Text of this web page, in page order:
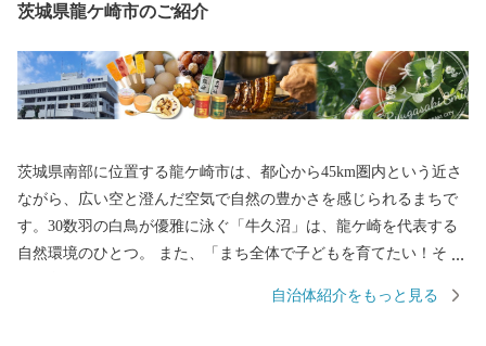
茨城県龍ケ崎市のご紹介
茨城県南部に位置する龍ケ崎市は、都心から45km圏内という近さ
ながら、広い空と澄んだ空気で自然の豊かさを感じられるまちで
す。30数羽の白鳥が優雅に泳ぐ「牛久沼」は、龍ケ崎を代表する
自然環境のひとつ。 また、「まち全体で子どもを育てたい！そし
娠、出産、育児、教育、それぞれのステージに応じたさまざまな
自治体紹介をもっと見る